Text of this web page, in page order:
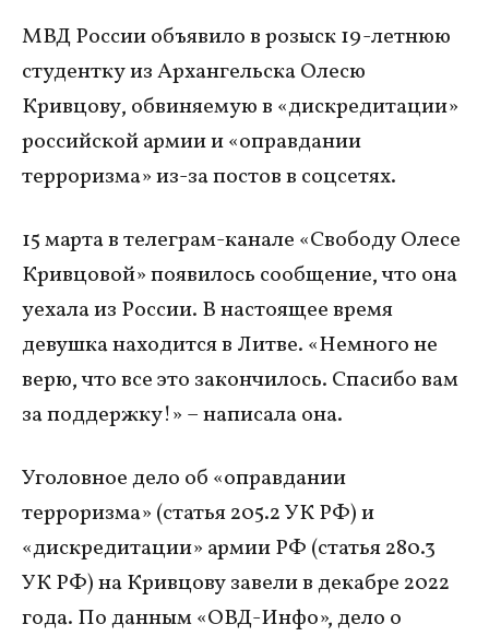
МВД России объявило в розыск 19-летнюю
студентку из Архангельска Олесю
Кривцову, обвиняемую в «дискредитации»
российской армии и «оправдании
терроризма» из-за постов в соцсетях.
15 марта в телеграм-канале «Свободу Олесе
Кривцовой» появилось сообщение, что она
уехала из России. В настоящее время
девушка находится в Литве. «Немного не
верю, что все это закончилось. Спасибо вам
за поддержку!» – написала она.
Уголовное дело об «оправдании
терроризма» (статья 205.2 УК РФ) и
«дискредитации» армии РФ (статья 280.3
УК РФ) на Кривцову завели в декабре 2022
года. По данным «ОВД-Инфо», дело о